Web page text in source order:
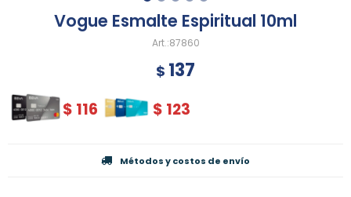
Vogue Esmalte Espiritual 10ml
87860
$ 137
$ 116 $ 123
Métodos y costos de envío